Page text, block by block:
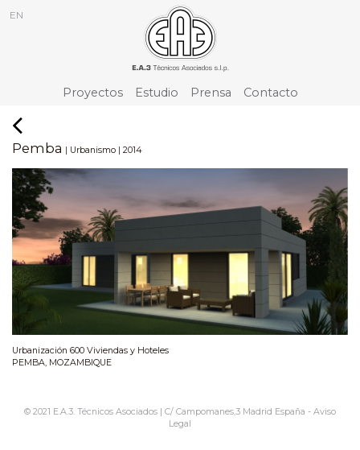
EN
Proyectos Estudio Prensa Contacto
Pemba | Urbanismo | 2014
Urbanización 600 Viviendas y Hoteles
PEMBA, MOZAMBIQUE
© 2021 E.A.3. Técnicos Asociados | C/ Campomanes,3 Madrid España - Aviso
Legal